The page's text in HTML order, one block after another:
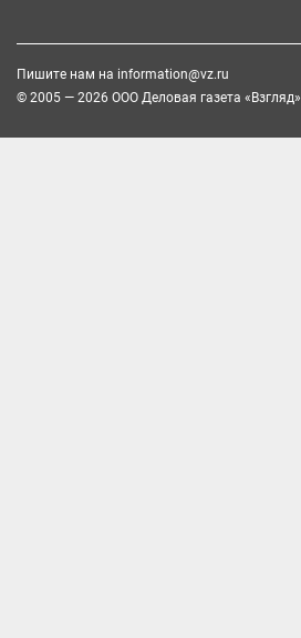
Пишите нам на information@vz.ru
© 2005 — 2026 ООО Деловая газета «Взгляд»